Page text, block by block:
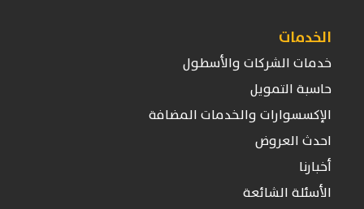
الخدمات
خدمات الشركات والأسطول
حاسبة التمويل
الإكسسوارات والخدمات المضافة
احدث العروض
أخبارنا
الأسئلة الشائعة